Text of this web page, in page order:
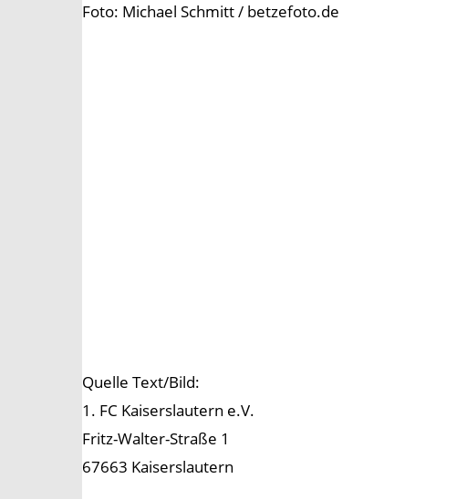
Foto: Michael Schmitt / betzefoto.de
Quelle Text/Bild:
1. FC Kaiserslautern e.V.
Fritz-Walter-Straße 1
67663 Kaiserslautern